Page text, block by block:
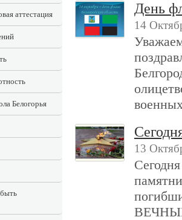
аттестация
Белогорья
День
14
13